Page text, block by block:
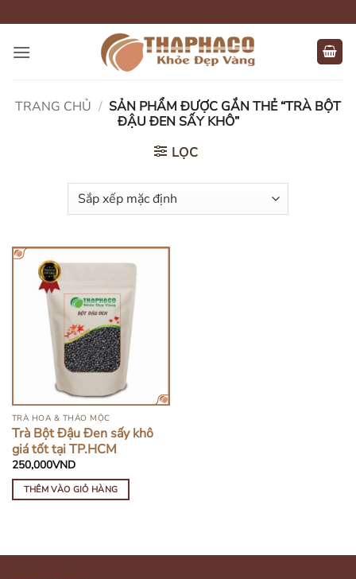
qua
nội
TRANG CHỦ / SẢN PHẨM ĐƯỢC GẮN THẺ “TRÀ BỘT
ĐẬU ĐEN SẤY KHÔ”
LỌC
TRÀ HOA & THẢO MỘC
Trà Bột Đậu Đen sấy khô
giá tốt tại TP.HCM
250,000VND
THÊM VÀO GIỎ HÀNG